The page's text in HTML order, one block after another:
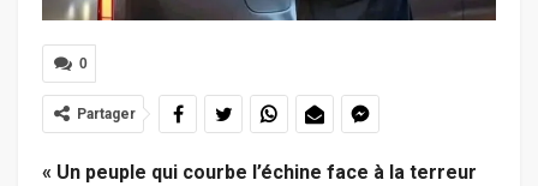
0
Partager
« Un peuple qui courbe l’échine face à la terreur